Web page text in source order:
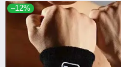
–12%